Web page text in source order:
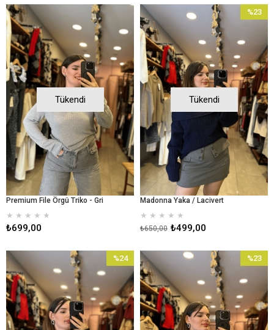
Tükendi
Premium File Örgü Triko - Gri
★ ★ ★ ★ ★
₺699,00
Tükendi
Madonna Yaka / Lacivert
★ ★ ★ ★ ★
₺499,00
₺650,00
%23
%24
İndirim
%24İndirim
%23